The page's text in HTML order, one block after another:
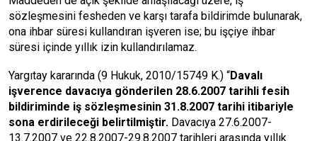
sözleşmesini fesheden ve karşı tarafa bildirimde bulunarak,
ona ihbar süresi kullandıran işveren ise; bu işçiye ihbar
süresi içinde yıllık izin kullandırılamaz.
Yargıtay kararında (9 Hukuk, 2010/15749 K.) “Davalı
işverence davacıya gönderilen 28.6.2007 tarihli fesih
bildiriminde iş sözleşmesinin 31.8.2007 tarihi itibariyle
sona erdirileceği belirtilmiştir. Davacıya 27.6.2007-
13.7.2007 ve 22.8.2007-29.8.2007 tarihleri arasında yıllık